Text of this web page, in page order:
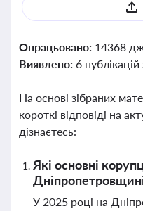
Опрацьовано: 14368
Виявлено: 6
На основі зібраних
короткі відповіді на
дізнаєтесь:
Які основні
У 2025 році на